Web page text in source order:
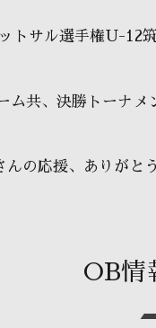
トサル選手権U-12
共、決勝トーナメ
の応援、ありがと
OB情